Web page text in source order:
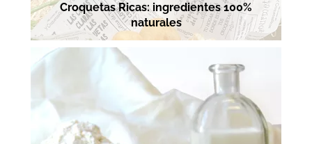
Croquetas Ricas: ingredientes 100%
naturales